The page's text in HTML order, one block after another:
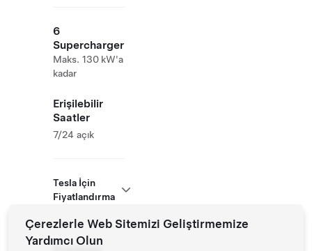
6
Supercharger
Maks. 130 kW'a
kadar
Erişilebilir
Saatler
7/24 açık
Tesla İçin
Fiyatlandırma
Çerezlerle Web Sitemizi Geliştirmemize
Yardımcı Olun